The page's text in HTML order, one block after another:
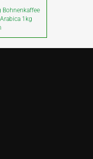
Bohnenkaffee
1kg